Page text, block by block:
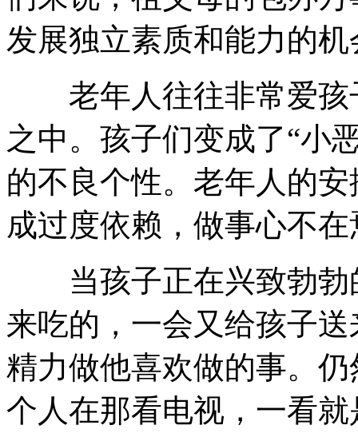
发展独立素质和能力的机
老年人往往非常爱孩
之中。孩子们变成了“小
的不良个性。老年人的
成过度依赖，做事心不
当孩子正在兴致勃勃
来吃的，一会又给孩子
精力做他喜欢做的事。
个人在那看电视，一看